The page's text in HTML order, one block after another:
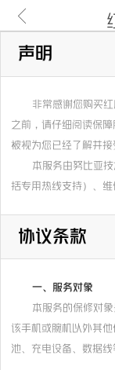
声明
非常感谢您购买
之前，请仔细阅读保
被视为您已经了解并接
本服务由努比亚
括专用热线支持）、维
协议条款
一、服务对象
本服务的保修对
该手机或腕机以外其
池、充电设备、数据线